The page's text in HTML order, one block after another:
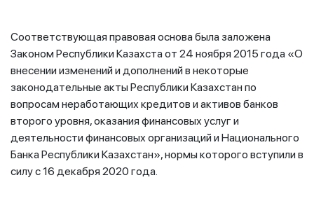
Соответствующая правовая основа была заложена
Законом Республики Казахста от 24 ноября 2015 года «О
внесении изменений и дополнений в некоторые
законодательные акты Республики Казахстан по
вопросам неработающих кредитов и активов банков
второго уровня, оказания финансовых услуг и
деятельности финансовых организаций и Национального
Банка Республики Казахстан», нормы которого вступили в
силу с 16 декабря 2020 года.